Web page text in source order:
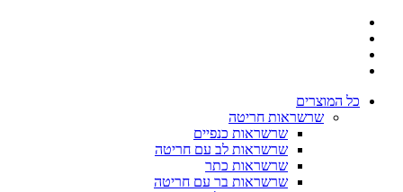
כל המוצרים
שרשראות חריטה
שרשראות כנפיים
שרשראות לב עם חריטה
שרשראות כתר
שרשראות בר עם חריטה